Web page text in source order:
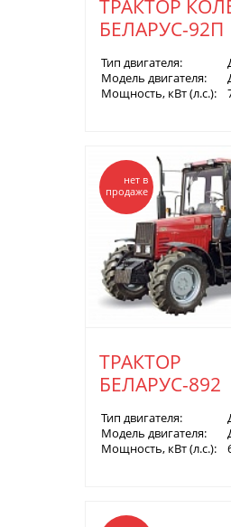
ТРАКТОР
БЕЛАРУС-92П
Тип двигателя:
Модель двигателя:
Мощность, кВт (л.с.):
нет в
продаже
ТРАКТОР
БЕЛАРУС-892
Тип двигателя:
Модель двигателя:
Мощность, кВт (л.с.):